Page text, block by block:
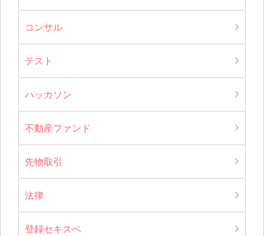
コンサル
テスト
ハッカソン
不動産ファンド
先物取引
法律
登録セキスペ